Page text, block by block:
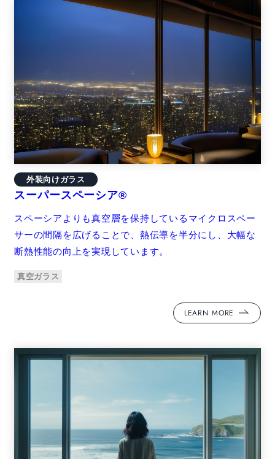
スーパースペーシア®
外装向けガラス
スペーシアよりも真空層を保持しているマイクロスペー
サーの間隔を広げることで、熱伝導を半分にし、大幅な
断熱性能の向上を実現しています。
真空ガラス
LEARN MORE